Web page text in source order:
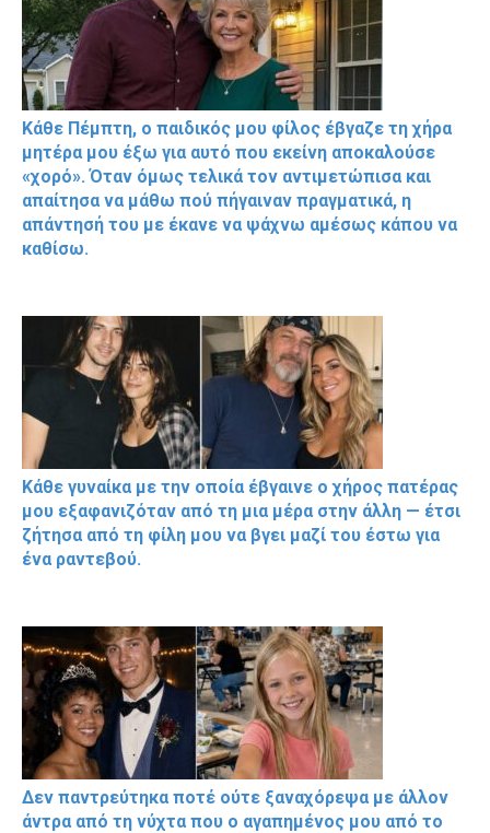
Κάθε Πέμπτη, ο παιδικός μου φίλος έβγαζε τη χήρα
μητέρα μου έξω για αυτό που εκείνη αποκαλούσε
«χορό». Όταν όμως τελικά τον αντιμετώπισα και
απαίτησα να μάθω πού πήγαιναν πραγματικά, η
απάντησή του με έκανε να ψάχνω αμέσως κάπου να
καθίσω.
Κάθε γυναίκα με την οποία έβγαινε ο χήρος πατέρας
μου εξαφανιζόταν από τη μια μέρα στην άλλη — έτσι
ζήτησα από τη φίλη μου να βγει μαζί του έστω για
ένα ραντεβού.
Δεν παντρεύτηκα ποτέ ούτε ξαναχόρεψα με άλλον
άντρα από τη νύχτα που ο αγαπημένος μου από το